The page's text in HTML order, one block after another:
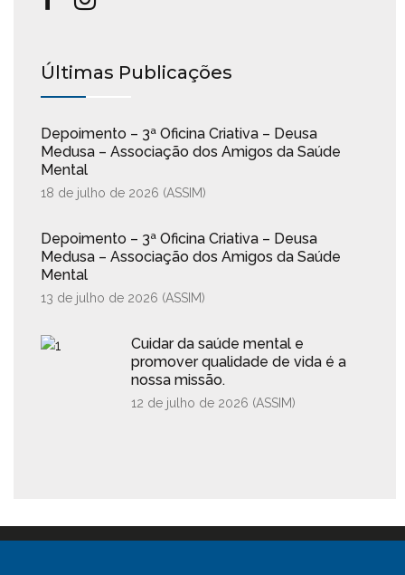
Últimas Publicações
Depoimento – 3ª Oficina Criativa – Deusa
Medusa – Associação dos Amigos da Saúde
Mental
18 de julho de 2026 (ASSIM)
Depoimento – 3ª Oficina Criativa – Deusa
Medusa – Associação dos Amigos da Saúde
Mental
13 de julho de 2026 (ASSIM)
Cuidar da saúde mental e
promover qualidade de vida é a
nossa missão.
12 de julho de 2026 (ASSIM)